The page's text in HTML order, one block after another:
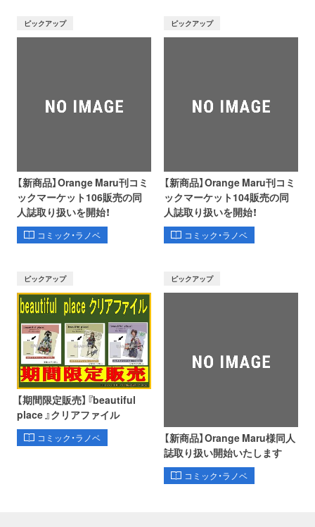
ピックアップ
【新商品】Orange Maru刊コミ
ックマーケット106販売の同
人誌取り扱いを開始！
コミック・ラノベ
ピックアップ
【新商品】Orange Maru刊コミ
ックマーケット104販売の同
人誌取り扱いを開始！
コミック・ラノベ
ピックアップ
【期間限定販売】『beautiful
place 』クリアファイル
コミック・ラノベ
ピックアップ
【新商品】Orange Maru様同人
誌取り扱い開始いたします
コミック・ラノベ